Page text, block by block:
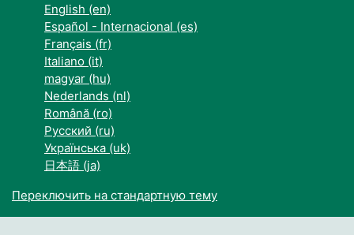
English ‎(en)‎
Español - Internacional ‎(es)‎
Français ‎(fr)‎
Italiano ‎(it)‎
magyar ‎(hu)‎
Nederlands ‎(nl)‎
Română ‎(ro)‎
Русский ‎(ru)‎
Українська ‎(uk)‎
日本語 ‎(ja)‎
Переключить на стандартную тему